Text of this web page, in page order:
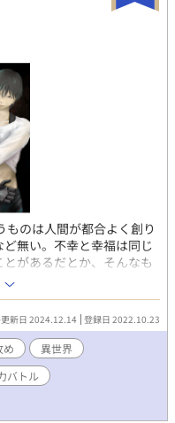
ものは人間が都合よく創り
無い。不幸と幸福は同じ
があるだとか、そんなも
かない。 そうだ。 だから
一人の家族である妹を亡
いた。もう生きる気力もな
擦りつけてこのまま死ん
を呼ぶまでは……。 樹が
界線で樹は戦うことを誓
レルワールド、異能力バ
ったので、ちょこちょこ
おりますが、前半は性
新日 2024.12.14 登録日 2022.10.23
め
異世界
バトル